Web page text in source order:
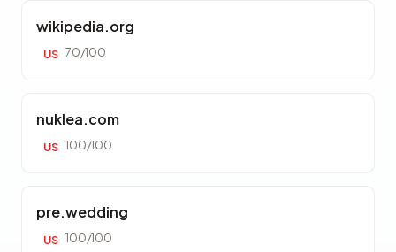
wikipedia.org
US 70/100
nuklea.com
US 100/100
pre.wedding
US 100/100